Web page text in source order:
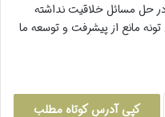
حل مسائل خلاقیت نداشته
مانع از پیشرفت و توسعه ما
کپی آدرس کوتاه مطلب